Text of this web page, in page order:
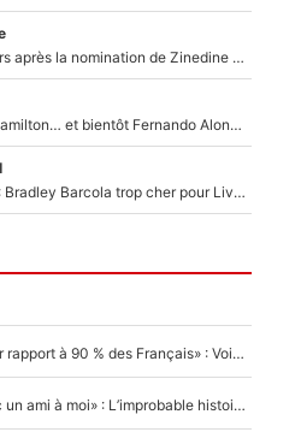
Equipe de France : 10 jours après la nomination de Zinedine Zidane, c'est au tour de son fils de prendre un nouveau départ !
Max Verstappen, Lewis Hamilton… et bientôt Fernando Alonso ? Le classement des pilotes les mieux payés en Formule 1 risque de changer !
EXCLU - Mercato - PSG : Bradley Barcola trop cher pour Liverpool
«C'est un beau salaire par rapport à 90 % des Français» : Voilà combien touchait Nelson Monfort sur France Télévisions avant de rejoindre CNews
«Elle était en couple avec un ami à moi» : L’improbable histoire derrière la «seule relation longue» de Novak Djokovic